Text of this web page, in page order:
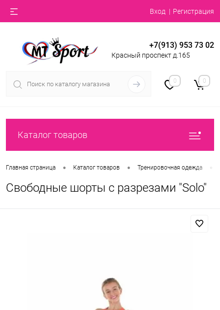
Вход Регистрация
+7(913) 953 73 02
Красный проспект д.165
0 0
Каталог товаров
Главная страница • Каталог товаров • Тренировочная одежда
Свободные шорты с разрезами "Solo"